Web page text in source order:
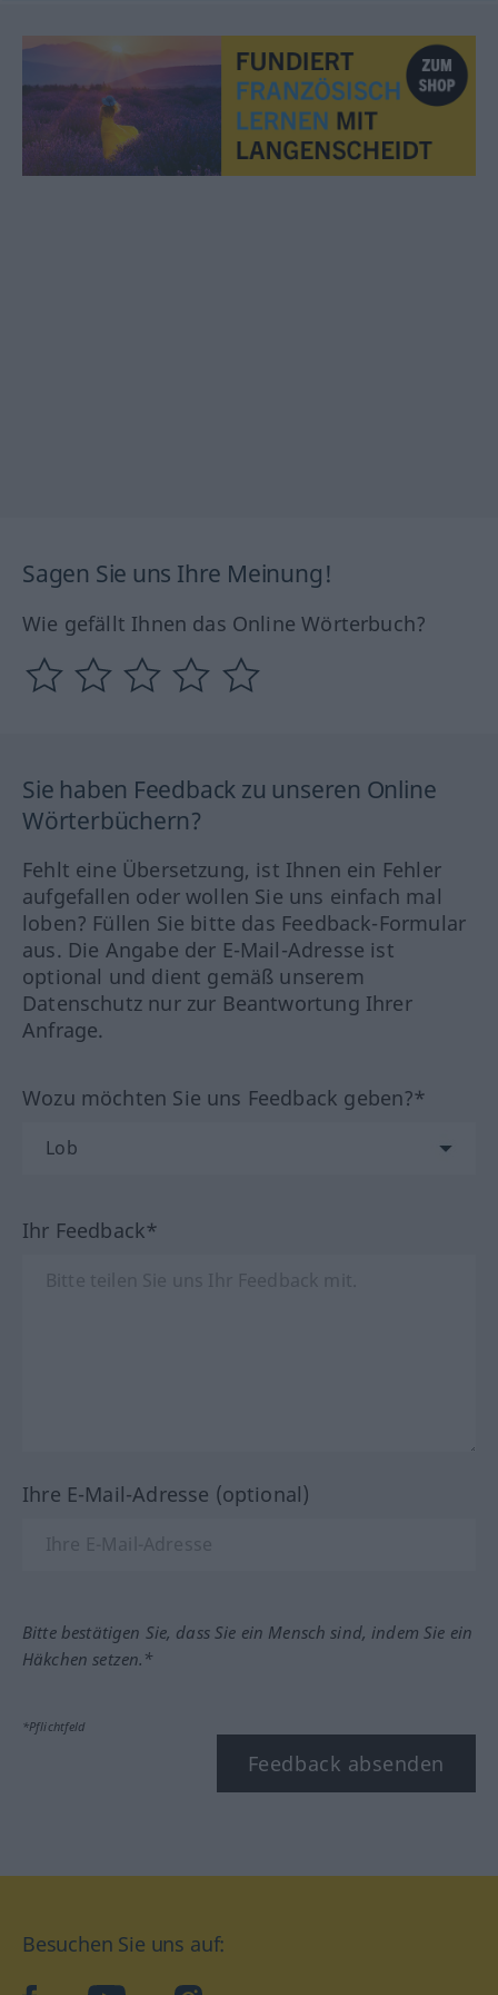
Sagen Sie uns Ihre Meinung!
Wie gefällt Ihnen das Online Wörterbuch?
Sie haben Feedback zu unseren Online
Wörterbüchern?
Fehlt eine Übersetzung, ist Ihnen ein Fehler
aufgefallen oder wollen Sie uns einfach mal
loben? Füllen Sie bitte das Feedback-Formular
aus. Die Angabe der E-Mail-Adresse ist
optional und dient gemäß unserem
Datenschutz nur zur Beantwortung Ihrer
Anfrage.
Wozu möchten Sie uns Feedback geben?*
Ihr Feedback*
Ihre E-Mail-Adresse (optional)
Bitte bestätigen Sie, dass Sie ein Mensch sind, indem Sie ein
Häkchen setzen.*
*Pflichtfeld
Feedback absenden
Besuchen Sie uns auf: